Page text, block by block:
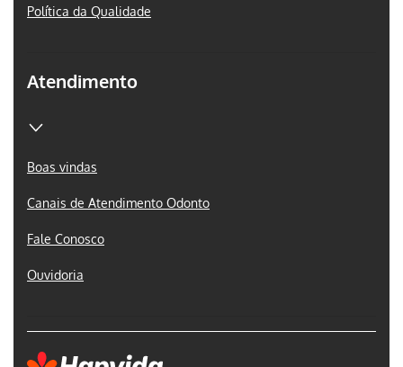
Política da Qualidade
Atendimento
Boas vindas
Canais de Atendimento Odonto
Fale Conosco
Ouvidoria